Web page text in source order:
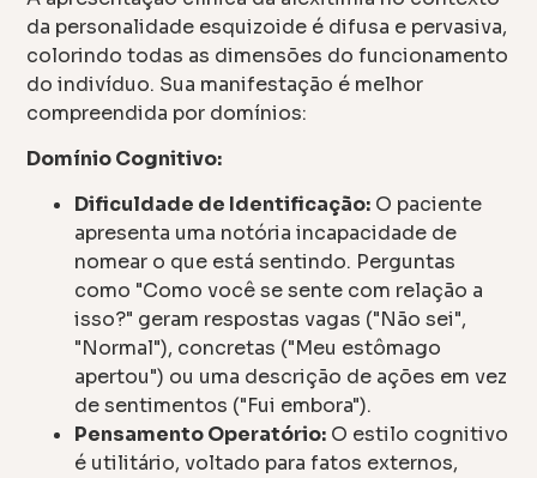
da personalidade esquizoide é difusa e pervasiva,
colorindo todas as dimensões do funcionamento
do indivíduo. Sua manifestação é melhor
compreendida por domínios:
Domínio Cognitivo:
Dificuldade de Identificação: O paciente
apresenta uma notória incapacidade de
nomear o que está sentindo. Perguntas
como "Como você se sente com relação a
isso?" geram respostas vagas ("Não sei",
"Normal"), concretas ("Meu estômago
apertou") ou uma descrição de ações em vez
de sentimentos ("Fui embora").
Pensamento Operatório: O estilo cognitivo
é utilitário, voltado para fatos externos,